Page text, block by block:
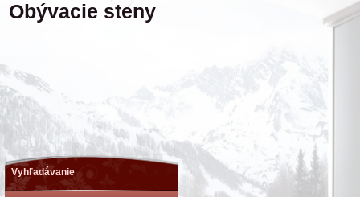
Obývacie steny
Vyhľadávanie